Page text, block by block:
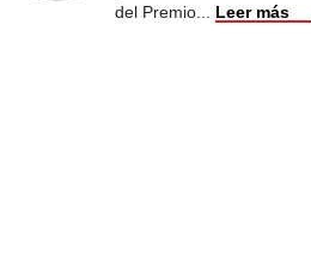
del Premio
Leer más